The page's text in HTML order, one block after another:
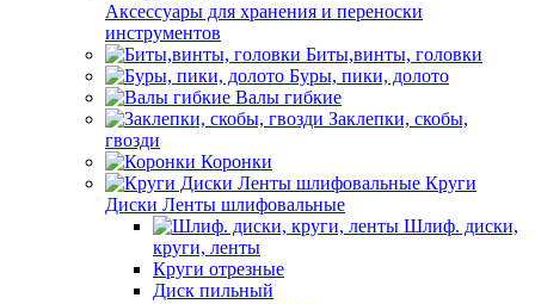
Аксессуары для хранения и переноски
инструментов
Биты,винты, головки
Буры, пики, долото
Валы гибкие
Заклепки, скобы,
гвозди
Коронки
Круги
Диски Ленты шлифовальные
Шлиф. диски,
круги, ленты
Круги отрезные
Диск пильный